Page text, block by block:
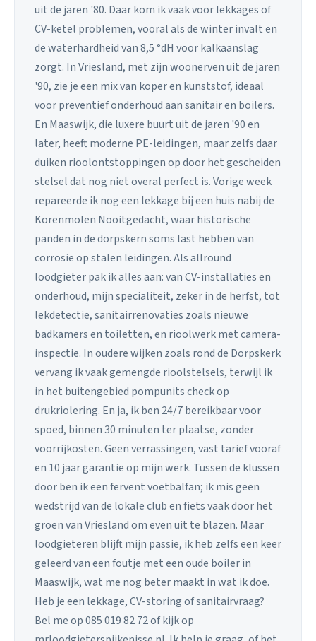
uit de jaren '80. Daar kom ik vaak voor lekkages of
CV-ketel problemen, vooral als de winter invalt en
de waterhardheid van 8,5 °dH voor kalkaanslag
zorgt. In Vriesland, met zijn woonerven uit de jaren
'90, zie je een mix van koper en kunststof, ideaal
voor preventief onderhoud aan sanitair en boilers.
En Maaswijk, die luxere buurt uit de jaren '90 en
later, heeft moderne PE-leidingen, maar zelfs daar
duiken rioolontstoppingen op door het gescheiden
stelsel dat nog niet overal perfect is. Vorige week
repareerde ik nog een lekkage bij een huis nabij de
Korenmolen Nooitgedacht, waar historische
panden in de dorpskern soms last hebben van
corrosie op stalen leidingen. Als allround
loodgieter pak ik alles aan: van CV-installaties en
onderhoud, mijn specialiteit, zeker in de herfst, tot
lekdetectie, sanitairrenovaties zoals nieuwe
badkamers en toiletten, en rioolwerk met camera-
inspectie. In oudere wijken zoals rond de Dorpskerk
vervang ik vaak gemengde rioolstelsels, terwijl ik
in het buitengebied pompunits check op
drukriolering. En ja, ik ben 24/7 bereikbaar voor
spoed, binnen 30 minuten ter plaatse, zonder
voorrijkosten. Geen verrassingen, vast tarief vooraf
en 10 jaar garantie op mijn werk. Tussen de klussen
door ben ik een fervent voetbalfan; ik mis geen
wedstrijd van de lokale club en fiets vaak door het
groen van Vriesland om even uit te blazen. Maar
loodgieteren blijft mijn passie, ik heb zelfs een keer
geleerd van een foutje met een oude boiler in
Maaswijk, wat me nog beter maakt in wat ik doe.
Heb je een lekkage, CV-storing of sanitairvraag?
Bel me op 085 019 82 72 of kijk op